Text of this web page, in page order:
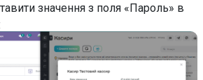
значення з поля «Пароль» в